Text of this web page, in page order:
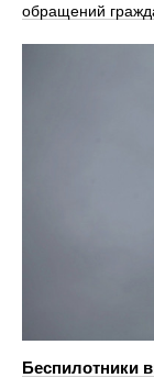
обращений
Беспилотники